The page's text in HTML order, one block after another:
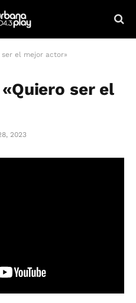
ser el mejor actor»
ser el
2023